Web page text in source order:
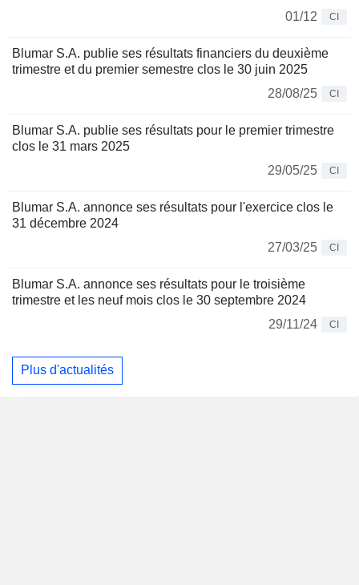
01/12
CI
Blumar S.A. publie ses résultats financiers du deuxième
trimestre et du premier semestre clos le 30 juin 2025
28/08/25
CI
Blumar S.A. publie ses résultats pour le premier trimestre
clos le 31 mars 2025
29/05/25
CI
Blumar S.A. annonce ses résultats pour l'exercice clos le
31 décembre 2024
27/03/25
CI
Blumar S.A. annonce ses résultats pour le troisième
trimestre et les neuf mois clos le 30 septembre 2024
29/11/24
CI
Plus d'actualités